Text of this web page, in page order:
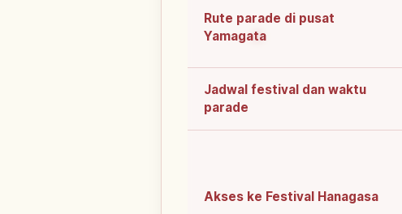
Rute parade di pusat
Yamagata
Jadwal festival dan waktu
parade
Akses ke Festival Hanagasa